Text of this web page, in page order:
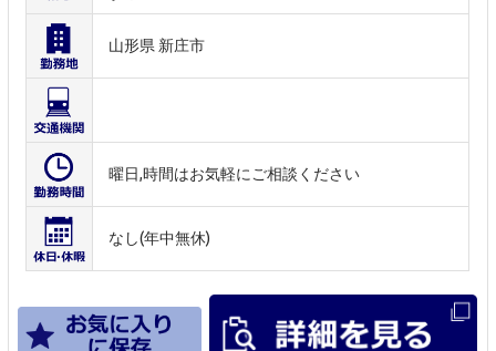
山形県 新庄市
曜日,時間はお気軽にご相談ください
なし(年中無休)